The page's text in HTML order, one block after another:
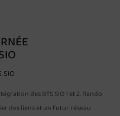
SIO
des BTS SIO 1 et 2. Rando
des liens et un futur réseau